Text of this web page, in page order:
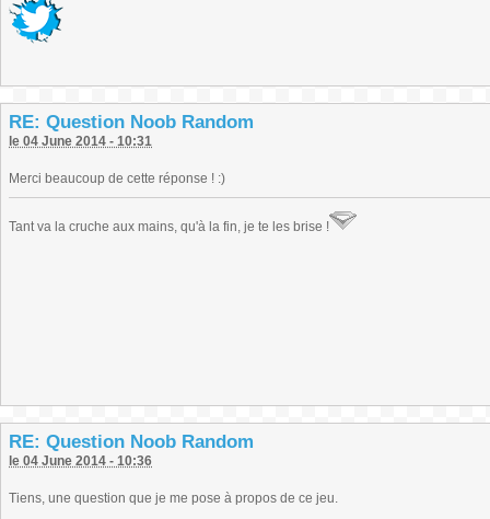
RE: Question Noob Random
le 04 June 2014 - 10:31
Merci beaucoup de cette réponse ! :)
Tant va la cruche aux mains, qu'à la fin, je te les brise !
RE: Question Noob Random
le 04 June 2014 - 10:36
Tiens, une question que je me pose à propos de ce jeu.